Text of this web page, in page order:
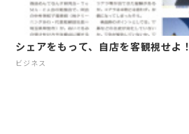
シェアをもって、自店を客観視せよ！
ビジネス